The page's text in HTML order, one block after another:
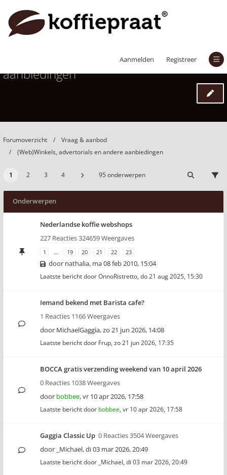
Aanmelden Registreer
(Web)Winkels, advertorials en andere
aanbiedingen
Forumoverzicht
Vraag & aanbod
(Web)Winkels, advertorials en andere aanbiedingen
1 2 3 4 95 onderwerpen
Onderwerpen
Nederlandse koffie webshops
227 Reacties 324659 Weergaves
1 … 19 20 21 22 23
door nathalia, ma 08 feb 2010, 15:04
Laatste bericht doorOnnoRistretto, do 21 aug 2025, 15:30
Iemand bekend met Barista cafe?
1 Reacties 1166 Weergaves
door MichaelGaggia,zo 21 jun 2026, 14:08
Laatste bericht door Frup, zo 21 jun 2026, 17:35
BOCCA gratis verzending weekend van 10 april 2026
0 Reacties 1038 Weergaves
door bobbee,vr 10 apr 2026, 17:58
Laatste bericht door bobbee, vr 10 apr 2026, 17:58
Gaggia Classic Up 0 Reacties 3504 Weergaves
door _Michael,di 03 mar 2026, 20:49
Laatste bericht door _Michael, di 03 mar 2026, 20:49